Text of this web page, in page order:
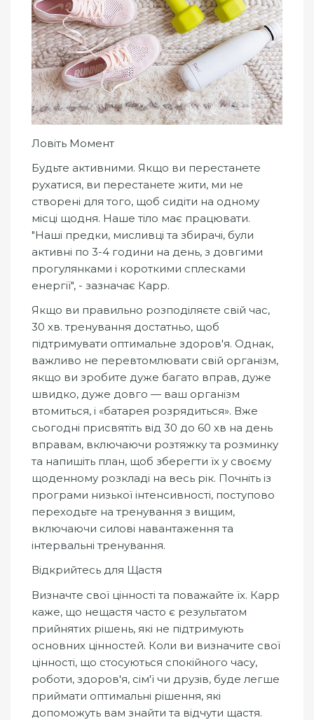
Ловіть Момент
Будьте активними. Якщо ви перестанете
рухатися, ви перестанете жити, ми не
створені для того, щоб сидіти на одному
місці щодня. Наше тіло має працювати.
"Наші предки, мисливці та збирачі, були
активні по 3-4 години на день, з довгими
прогулянками і короткими сплесками
енергії", - зазначає Карр.
Якщо ви правильно розподіляєте свій час,
30 хв. тренування достатньо, щоб
підтримувати оптимальне здоров'я. Однак,
важливо не перевтомлювати свій організм,
якщо ви зробите дуже багато вправ, дуже
швидко, дуже довго — ваш організм
втомиться, і «батарея розрядиться». Вже
сьогодні присвятіть від 30 до 60 хв на день
вправам, включаючи розтяжку та розминку
та напишіть план, щоб зберегти їх у своєму
щоденному розкладі на весь рік. Почніть із
програми низької інтенсивності, поступово
переходьте на тренування з вищим,
включаючи силові навантаження та
інтервальні тренування.
Відкрийтесь для Щастя
Визначте свої цінності та поважайте їх. Карр
каже, що нещастя часто є результатом
прийнятих рішень, які не підтримують
основних цінностей. Коли ви визначите свої
цінності, що стосуються спокійного часу,
роботи, здоров'я, сім'ї чи друзів, буде легше
приймати оптимальні рішення, які
допоможуть вам знайти та відчути щастя.